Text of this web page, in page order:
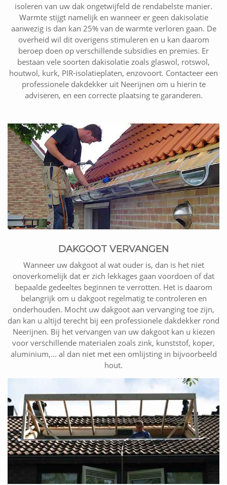
isoleren van uw dak ongetwijfeld de rendabelste manier.
Warmte stijgt namelijk en wanneer er geen dakisolatie
aanwezig is dan kan 25% van de warmte verloren gaan. De
overheid wil dit overigens stimuleren en u kan daarom
beroep doen op verschillende subsidies en premies. Er
bestaan vele soorten dakisolatie zoals glaswol, rotswol,
houtwol, kurk, PIR-isolatieplaten, enzovoort. Contacteer een
professionele dakdekker uit Neerijnen om u hierin te
adviseren, en een correcte plaatsing te garanderen.
DAKGOOT VERVANGEN
Wanneer uw dakgoot al wat ouder is, dan is het niet
onoverkomelijk dat er zich lekkages gaan voordoen of dat
bepaalde gedeeltes beginnen te verrotten. Het is daarom
belangrijk om u dakgoot regelmatig te controleren en
onderhouden. Mocht uw dakgoot aan vervanging toe zijn,
dan kan u altijd terecht bij een professionele dakdekker rond
Neerijnen. Bij het vervangen van uw dakgoot kan u kiezen
voor verschillende materialen zoals zink, kunststof, koper,
aluminium,... al dan niet met een omlijsting in bijvoorbeeld
hout.